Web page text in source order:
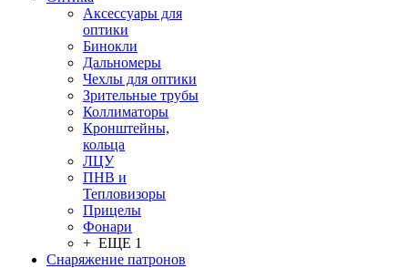
Аксессуары для
оптики
Бинокли
Дальномеры
Чехлы для оптики
Зрительные трубы
Коллиматоры
Кронштейны,
кольца
ЛЦУ
ПНВ и
Тепловизоры
Прицелы
Фонари
+ ЕЩЕ 1
Снаряжение патронов